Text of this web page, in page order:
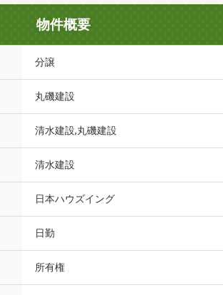
物件概要
分譲
丸磯建設
清水建設,丸磯建設
清水建設
日本ハウズイング
日勤
所有権